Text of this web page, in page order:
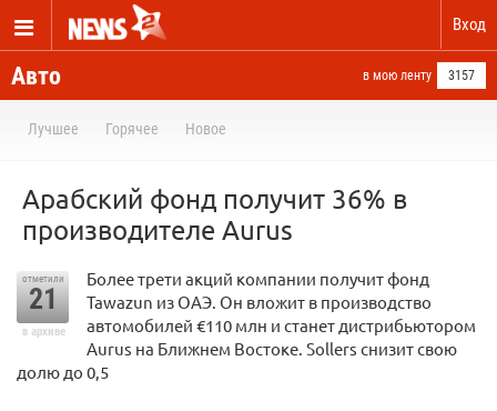
Вход
Авто в мою ленту 3157
Лучшее Горячее Новое
Арабский фонд получит 36% в
производителе Aurus
отметили
21
в архиве
Более трети акций компании получит фонд
Tawazun из ОАЭ. Он вложит в производство
автомобилей €110 млн и станет дистрибьютором
Aurus на Ближнем Востоке. Sollers снизит свою
долю до 0,5